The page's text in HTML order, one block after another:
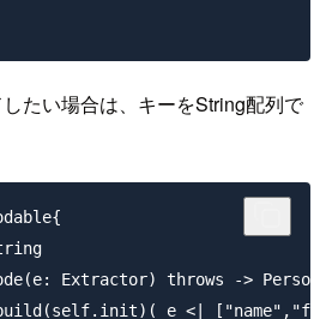
たい場合は、キーをString配列で
Extractor) throws ->
e <|